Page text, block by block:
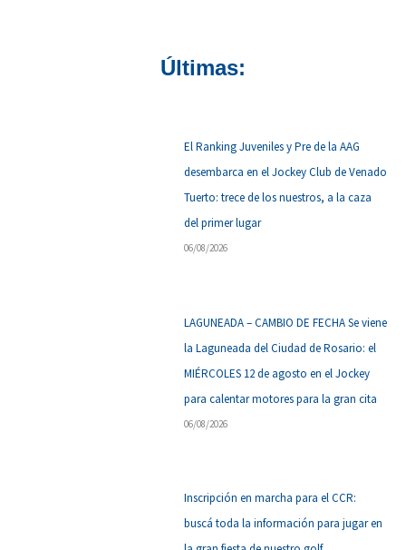
Últimas:
El Ranking Juveniles y Pre de la AAG
desembarca en el Jockey Club de Venado
Tuerto: trece de los nuestros, a la caza
del primer lugar
06/08/2026
LAGUNEADA – CAMBIO DE FECHA Se viene
la Laguneada del Ciudad de Rosario: el
MIÉRCOLES 12 de agosto en el Jockey
para calentar motores para la gran cita
06/08/2026
Inscripción en marcha para el CCR:
buscá toda la información para jugar en